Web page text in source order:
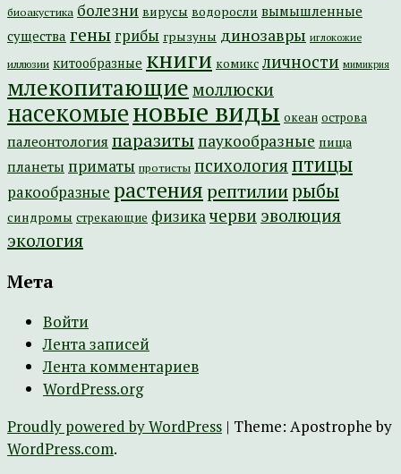
биоакустика болезни вирусы водоросли вымышленные
существа гены грибы грызуны динозавры иглокожие
иллюзии китообразные книги комикс личности мимикрия
млекопитающие моллюски
насекомыеновые виды океан острова
палеонтология паразиты паукообразные пища
планеты приматы протисты психология птицы
ракообразные растениярептилиирыбы
синдромы стрекающие физикачерви эволюция
экология
Мета
Войти
Лента записей
Лента комментариев
WordPress.org
Proudly powered by WordPress | Theme: Apostrophe by
WordPress.com.